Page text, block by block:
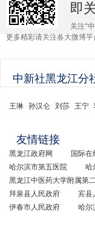
即
关注“
更多精彩请关注各大微博平
中新社黑龙江分
王琳 孙汉仑 刘莎 王宁
友情链接
黑龙江政府网 国际在
哈尔滨市第五医院
哈
黑龙江中医药大学附属第
拜泉县人民政府
宾县
伊春市人民政府
哈尔